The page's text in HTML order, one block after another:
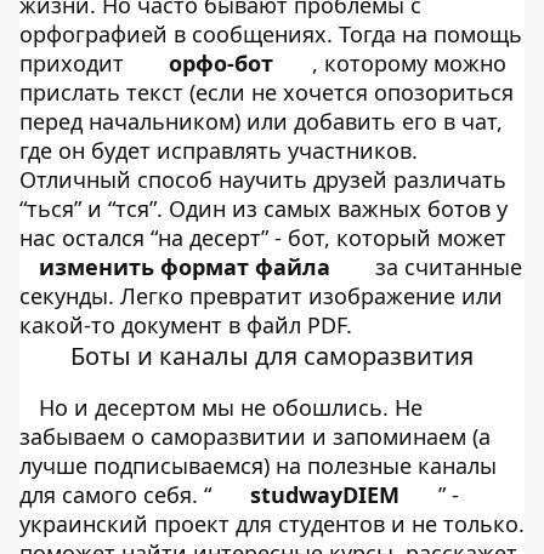
орфографией в сообщениях. Тогда на помощь
приходит
орфо-бот
, которому можно
прислать текст (если не хочется опозориться
перед начальником) или добавить его в чат,
где он будет исправлять участников.
Отличный способ научить друзей различать
“ться” и “тся”. Один из самых важных ботов у
нас остался “на десерт” - бот, который может
изменить формат файла
за считанные
секунды. Легко превратит изображение или
какой-то документ в файл PDF.
Боты и каналы для саморазвития
Но и десертом мы не обошлись. Не
забываем о саморазвитии и запоминаем (а
лучше подписываемся) на полезные каналы
для самого себя. “
studwayDIEM
” -
украинский проект для студентов и не только.